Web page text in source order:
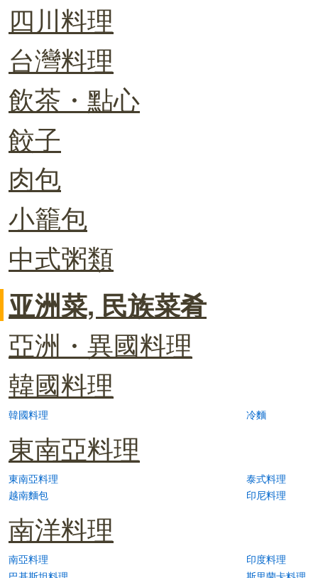
四川料理
台灣料理
飲茶・點心
餃子
肉包
小籠包
中式粥類
亚洲菜, 民族菜肴
亞洲・異國料理
韓國料理
韓國料理 冷麵
東南亞料理
東南亞料理
泰式料理
越南麵包
印尼料理
南洋料理
南亞料理
印度料理